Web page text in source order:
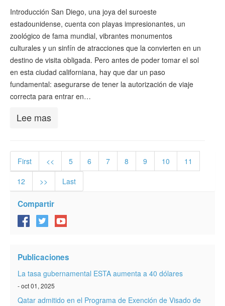
Introducción San Diego, una joya del suroeste
estadounidense, cuenta con playas impresionantes, un
zoológico de fama mundial, vibrantes monumentos
culturales y un sinfín de atracciones que la convierten en un
destino de visita obligada. Pero antes de poder tomar el sol
en esta ciudad californiana, hay que dar un paso
fundamental: asegurarse de tener la autorización de viaje
correcta para entrar en…
Lee mas
First << 5 6 7 8 9 10
11
12
>> Last
Compartir
Publicaciones
La tasa gubernamental ESTA aumenta a 40 dólares
- oct 01, 2025
Qatar admitido en el Programa de Exención de Visado de